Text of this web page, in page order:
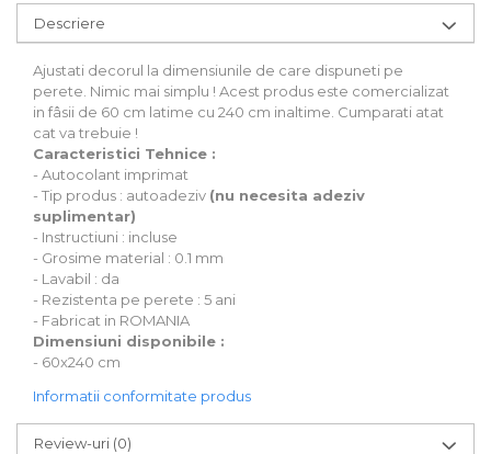
Stickere tip tablou
Descriere
Ajustati decorul la dimensiunile de care dispuneti pe
perete. Nimic mai simplu ! Acest produs este comercializat
in fâsii de 60 cm latime cu 240 cm inaltime. Cumparati atat
cat va trebuie !
Caracteristici Tehnice :
- Autocolant imprimat
- Tip produs : autoadeziv (nu necesita adeziv
suplimentar)
- Instructiuni : incluse
- Grosime material : 0.1 mm
- Lavabil : da
- Rezistenta pe perete : 5 ani
- Fabricat in ROMANIA
Dimensiuni disponibile :
- 60x240 cm
Informatii conformitate produs
Review-uri (0)